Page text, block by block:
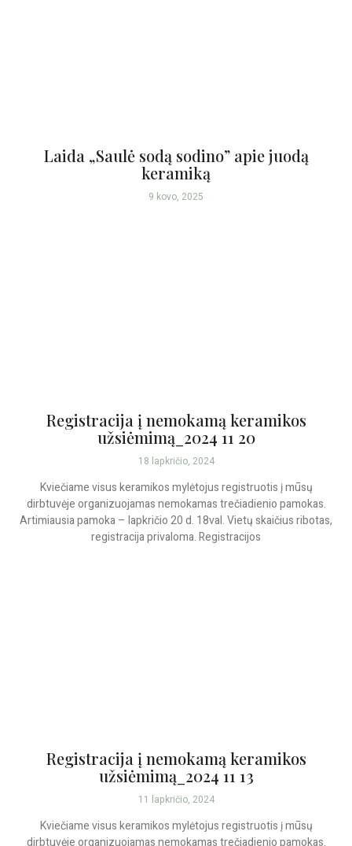
Laida „Saulė sodą sodino” apie juodą
keramiką
9 kovo, 2025
Registracija į nemokamą keramikos
užsiėmimą_2024 11 20
18 lapkričio, 2024
Kviečiame visus keramikos mylėtojus registruotis į mūsų
dirbtuvėje organizuojamas nemokamas trečiadienio pamokas.
Artimiausia pamoka – lapkričio 20 d. 18val. Vietų skaičius ribotas,
registracija privaloma. Registracijos
Registracija į nemokamą keramikos
užsiėmimą_2024 11 13
11 lapkričio, 2024
Kviečiame visus keramikos mylėtojus registruotis į mūsų
dirbtuvėje organizuojamas nemokamas trečiadienio pamokas.